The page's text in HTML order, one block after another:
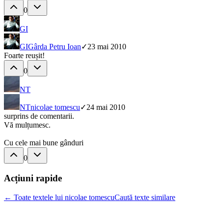
0
GI
GIGârda Petru Ioan✓23 mai 2010
Foarte reușit!
0
NT
NTnicolae tomescu✓24 mai 2010
surprins de comentarii.
Vă mulțumesc.
Cu cele mai bune gânduri
0
Acțiuni rapide
← Toate textele lui nicolae tomescuCaută texte similare